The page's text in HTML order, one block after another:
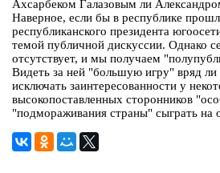
Ахсарбеком Галазовым ли
Наверное, если бы в республике
республиканского президента
темой публичной дискуссии. Однако
отсутствует, и мы получаем
Видеть за ней "большую игру" вряд ли
исключать заинтересованности у
высокопоставленных сторонников
"подмораживания страны" сыграть на